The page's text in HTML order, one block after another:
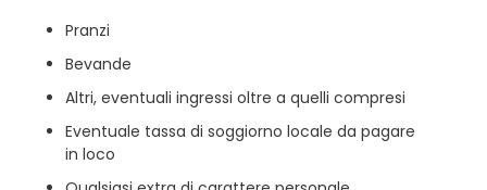
Pranzi
Bevande
Altri, eventuali ingressi oltre a quelli compresi
Eventuale tassa di soggiorno locale da pagare
in loco